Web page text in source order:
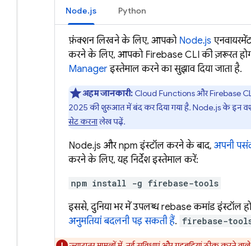
Node.js Python
फ़ंक्शन लिखने के लिए, आपको Node.js
करने के लिए, आपको Firebase CLI की ज़रूरत
Managerइस्तेमाल करने का सुझाव दिया जाता है.
अहम जानकारी: Cloud FunctionsऔरFirebase
2025 की शुरुआत में बंद कर दिया गया है. Node.js के इन
सेट करनालेख पढ़ें.
Node.js और npm इंस्टॉल करने के बाद, अपनी
करने के लिए, यह निर्देश इस्तेमाल करें:
npm install -g firebase-tools
इससे, दुनिया भर में उपलब्ध firebase कमांड इंस्टॉल
अनुमतियां बदलनी पड़ सकती हैं. firebase-